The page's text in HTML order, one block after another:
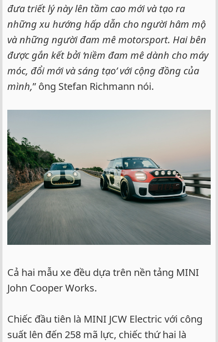
đưa triết lý này lên tầm cao mới và tạo ra
những xu hướng hấp dẫn cho người hâm mộ
và những người đam mê motorsport. Hai bên
được gắn kết bởi ‘niềm đam mê dành cho máy
móc, đổi mới và sáng tạo’ với cộng đồng của
mình,” ông Stefan Richmann nói.
Cả hai mẫu xe đều dựa trên nền tảng MINI
John Cooper Works.
Chiếc đầu tiên là MINI JCW Electric với công
suất lên đến 258 mã lực, chiếc thứ hai là